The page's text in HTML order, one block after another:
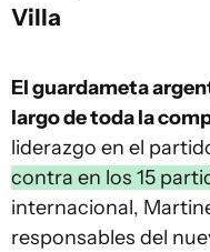
Villa
El guardameta
largo de toda la
liderazgo en el
contra en los 15
internacional,
responsables del